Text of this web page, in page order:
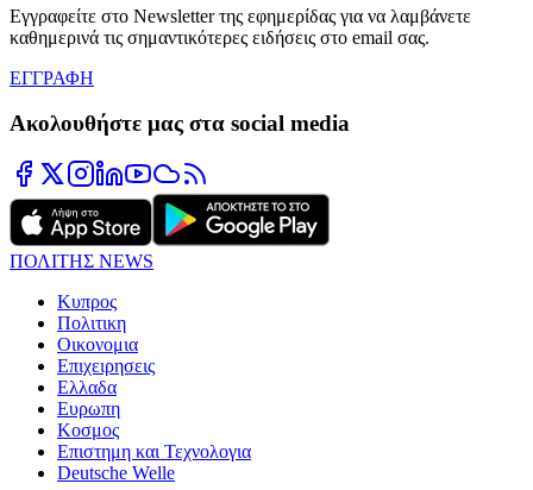
Εγγραφείτε στο Newsletter της εφημερίδας για να λαμβάνετε
καθημερινά τις σημαντικότερες ειδήσεις στο email σας.
ΕΓΓΡΑΦΗ
Ακολουθήστε μας στα social media
ΠΟΛΙΤΗΣ NEWS
Κυπρος
Πολιτικη
Οικονομια
Επιχειρησεις
Ελλαδα
Ευρωπη
Κοσμος
Επιστημη και Τεχνολογια
Deutsche Welle